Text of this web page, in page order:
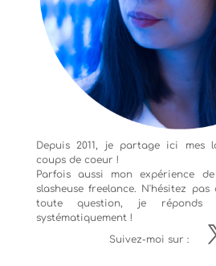
Depuis 2011, je partage ici mes
coups de coeur !
Parfois aussi mon expérience de
slasheuse freelance. N'hésitez
toute question, je réponds
systématiquement !
Suivez-moi sur :